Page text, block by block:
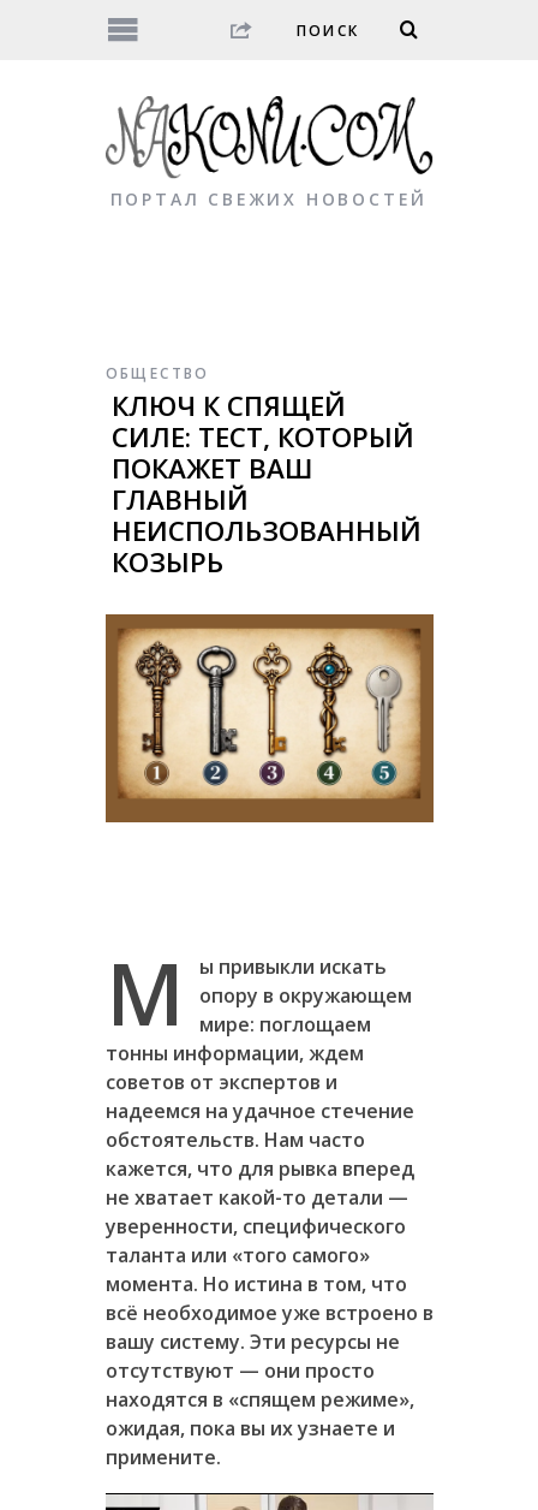
ПОРТАЛ СВЕЖИХ НОВОСТЕЙ
ОБЩЕСТВО
КЛЮЧ К СПЯЩЕЙ
СИЛЕ: ТЕСТ, КОТОРЫЙ
ПОКАЖЕТ ВАШ
ГЛАВНЫЙ
НЕИСПОЛЬЗОВАННЫЙ
КОЗЫРЬ
М
ы привыкли искать
опору в окружающем
мире: поглощаем
тонны информации, ждем
советов от экспертов и
надеемся на удачное стечение
обстоятельств. Нам часто
кажется, что для рывка вперед
не хватает какой-то детали —
уверенности, специфического
таланта или «того самого»
момента. Но истина в том, что
всё необходимое уже встроено в
вашу систему. Эти ресурсы не
отсутствуют — они просто
находятся в «спящем режиме»,
ожидая, пока вы их узнаете и
примените.